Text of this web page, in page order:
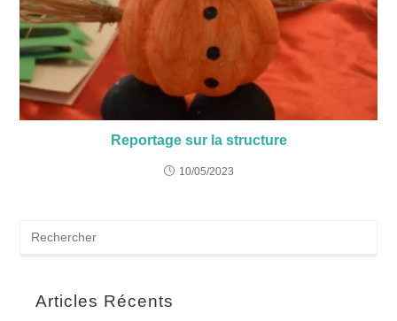
Reportage sur la structure
10/05/2023
Articles Récents